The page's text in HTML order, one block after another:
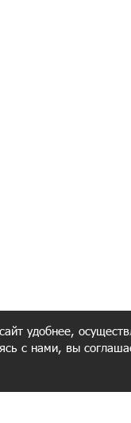
удобнее,
с нами, вы